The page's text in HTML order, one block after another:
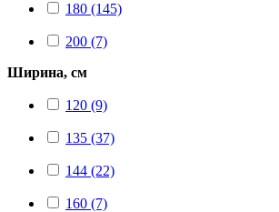
180 (145)
200 (7)
Ширина, см
120 (9)
135 (37)
144 (22)
160 (7)